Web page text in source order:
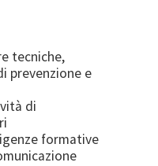
tecniche,
prevenzione e
di
formative